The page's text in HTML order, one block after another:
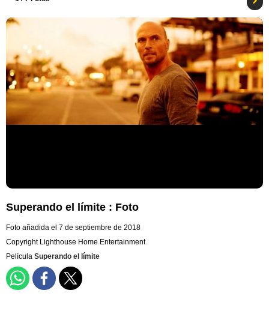
Superando el límite : Foto
Foto añadida el 7 de septiembre de 2018
Copyright Lighthouse Home Entertainment
Película Superando el límite